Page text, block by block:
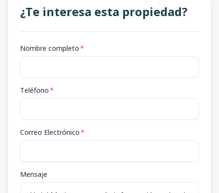
¿Te interesa esta propiedad?
Nombre completo*
Teléfono*
Correo Electrónico*
Mensaje